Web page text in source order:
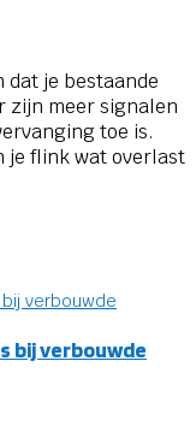
je bestaande
zijn meer signalen
toe is.
je flink wat overlast
bij verbouwde